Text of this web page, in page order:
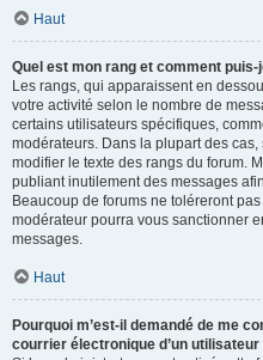
Haut
Quel est mon rang et comment
Les rangs, qui apparaissent en
votre activité selon le nombre de
certains utilisateurs spécifiques,
modérateurs. Dans la plupart des
modifier le texte des rangs du forum.
publiant inutilement des messages
Beaucoup de forums ne toléreront
modérateur pourra vous sanctionner
messages.
Haut
Pourquoi m’est-il demandé de me
courrier électronique d’un utilisateur